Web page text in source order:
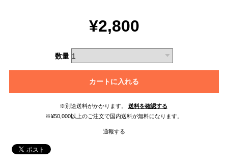
¥2,800
数量
カートに入れる
※別途送料がかかります。
送料を確認する
※¥50,000以上のご注文で国内送料が無料になります。
通報する